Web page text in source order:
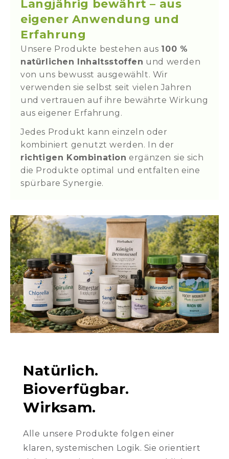
Langjährig bewährt – aus
eigener Anwendung und
Erfahrung
Unsere Produkte bestehen aus 100 %
natürlichen Inhaltsstoffen und werden
von uns bewusst ausgewählt. Wir
verwenden sie selbst seit vielen Jahren
und vertrauen auf ihre bewährte Wirkung
aus eigener Erfahrung.
Jedes Produkt kann einzeln oder
kombiniert genutzt werden. In der
richtigen Kombination ergänzen sie sich
die Produkte optimal und entfalten eine
spürbare Synergie.
Natürlich.
Bioverfügbar.
Wirksam.
Alle unsere Produkte folgen einer
klaren, systemischen Logik. Sie orientiert